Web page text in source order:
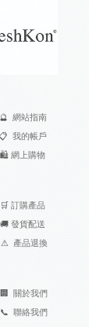
🔮 網站指南
我的帳戶
🛍️ 網上購物
🛒 訂購產品
🚚 發貨配送
⚠ 產品退換
🏢 關於我們
📞 聯絡我們